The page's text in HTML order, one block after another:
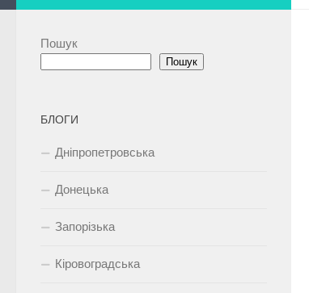
Пошук
Пошук
БЛОГИ
Дніпропетровська
Донецька
Запорізька
Кіровоградська